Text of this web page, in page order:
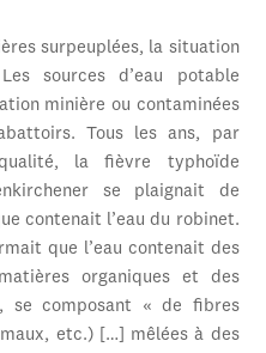
surpeuplées, la situation
sources d’eau potable
minière ou contaminées
Tous les ans, par
la fièvre typhoïde
se plaignait de
contenait l’eau du robinet.
que l’eau contenait des
organiques et des
se composant « de fibres
etc.) […] mêlées à des